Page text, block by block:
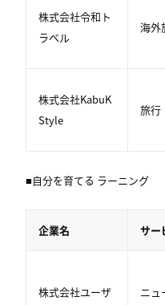
株式会社令和ト
ラベル
海外
株式会社KabuK
Style
旅行
■自分を育てる ラーニング
企業名 サー
株式会社ユーザ
ニュ